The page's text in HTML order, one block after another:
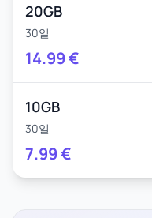
20GB
30일
14.99€
10GB
30일
7.99€